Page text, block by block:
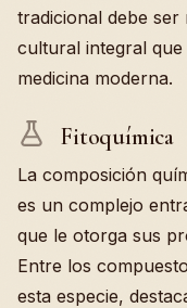
tradicional debe
cultural integral
medicina moderna.
Fitoquímica
La composición
es un complejo
que le otorga sus
Entre los
esta especie,